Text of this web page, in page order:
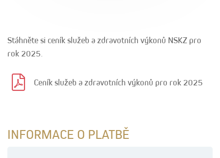
Stáhněte si ceník služeb a zdravotních výkonů NSKZ pro
rok 2025.
Ceník služeb a zdravotních výkonů pro rok 2025
INFORMACE O PLATBĚ